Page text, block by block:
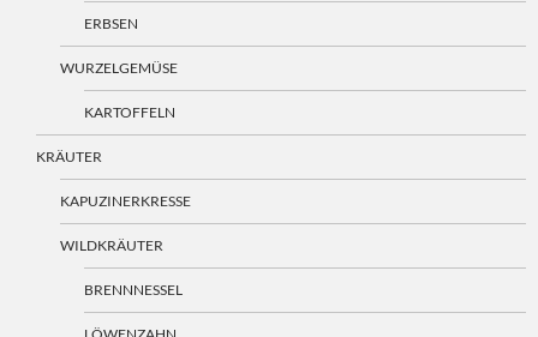
ERBSEN
WURZELGEMÜSE
KARTOFFELN
KRÄUTER
KAPUZINERKRESSE
WILDKRÄUTER
BRENNNESSEL